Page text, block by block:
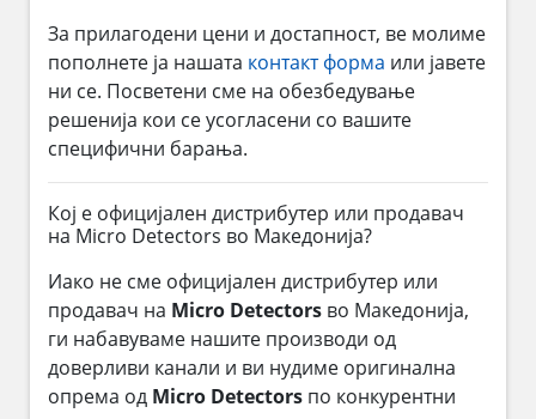
За прилагодени цени и достапност, ве молиме
пополнете ја нашата контакт форма или јавете
ни се. Посветени сме на обезбедување
решенија кои се усогласени со вашите
специфични барања.
Кој е официјален дистрибутер или продавач
на Micro Detectors во Македонија?
Иако не сме официјален дистрибутер или
продавач на Micro Detectors во Македонија,
ги набавуваме нашите производи од
доверливи канали и ви нудиме оригинална
опрема од Micro Detectors по конкурентни